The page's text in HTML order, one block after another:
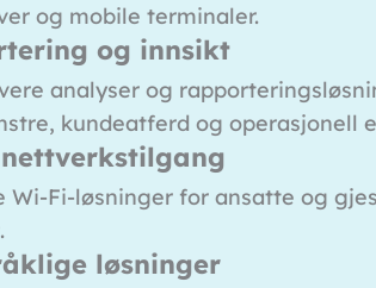
og mobile terminaler.
og innsikt
analyser og
kundeatferd og operasjonell
Wi-Fi-løsninger for ansatte og
løsninger